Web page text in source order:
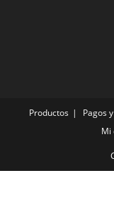
Productos Pagos
Mi